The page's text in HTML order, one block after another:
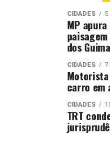
Grande parte do
tempo firme nos
conta de áreas de
Grosso e sul de
Os maiores
Mato Grosso do Sul,
próximas à fronteira
sexta-feira (19),
CIDADES 5
MP
dos
CIDADES 7
carro em
CIDADES
TRT